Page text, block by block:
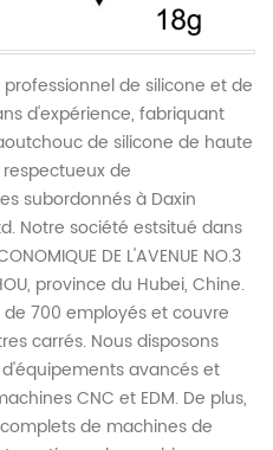
de silicone et de
d'expérience, fabriquant
de silicone de haute
de
subordonnés à Daxin
Notre société estsitué dans
DE L'AVENUE NO.3
province du Hubei, Chine.
700 employés et couvre
carrés. Nous disposons
avancés et
CNC et EDM. De plus,
de machines de